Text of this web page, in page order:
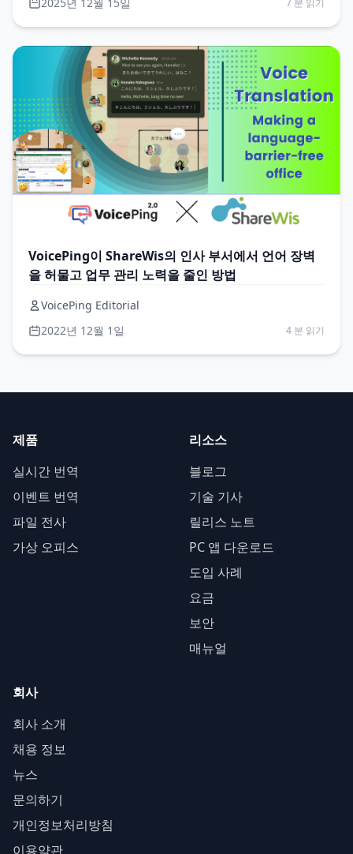
7 분 읽기
VoicePing이 ShareWis의 인사 부서에서 언어 장벽
을 허물고 업무 관리 노력을 줄인 방법
VoicePing Editorial
2022년 12월 1일
4 분 읽기
제품
실시간 번역
이벤트 번역
파일 전사
가상 오피스
리소스
블로그
기술 기사
릴리스 노트
PC 앱 다운로드
도입 사례
요금
보안
매뉴얼
회사
회사 소개
채용 정보
뉴스
문의하기
개인정보처리방침
이용약관